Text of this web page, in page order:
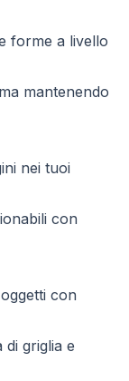
forme a livello
mantenendo
nei tuoi
con
con
griglia e